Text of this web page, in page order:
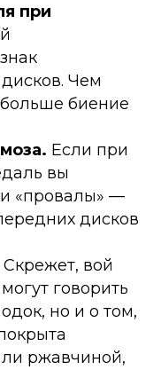
при
Чем
биение
Если при
вы
«провалы» —
дисков
Скрежет, вой
говорить
но и о том,
ржавчиной,